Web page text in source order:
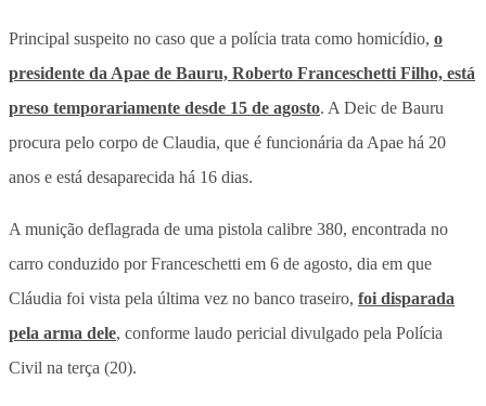
Principal suspeito no caso que a polícia trata como homicídio, o
presidente da Apae de Bauru, Roberto Franceschetti Filho, está
preso temporariamente desde 15 de agosto. A Deic de Bauru
procura pelo corpo de Claudia, que é funcionária da Apae há 20
anos e está desaparecida há 16 dias.
A munição deflagrada de uma pistola calibre 380, encontrada no
carro conduzido por Franceschetti em 6 de agosto, dia em que
Cláudia foi vista pela última vez no banco traseiro, foi disparada
pela arma dele, conforme laudo pericial divulgado pela Polícia
Civil na terça (20).